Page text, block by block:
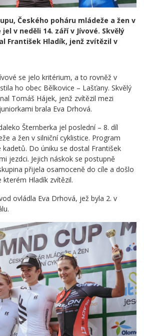
Českého poháru mládeže a žen v
v neděli 14. září v Jívové. Skvělý
František Hladík, jenž zvítězil v
se jelo kritérium, a to rovněž v
ho obec Bělkovice – Lašťany. Skvělý
Tomáš Hájek, jenž zvítězil mezi
brala Eva Drhová.
Šternberka jel poslední – 8. díl
a žen v silniční cyklistice. Program
Do úniku se dostal František
jezdci. Jejich náskok se postupně
přijela osamoceně do cíle a došlo
kterém Hladík zvítězil.
ovládla Eva Drhová, jež byla 2. v